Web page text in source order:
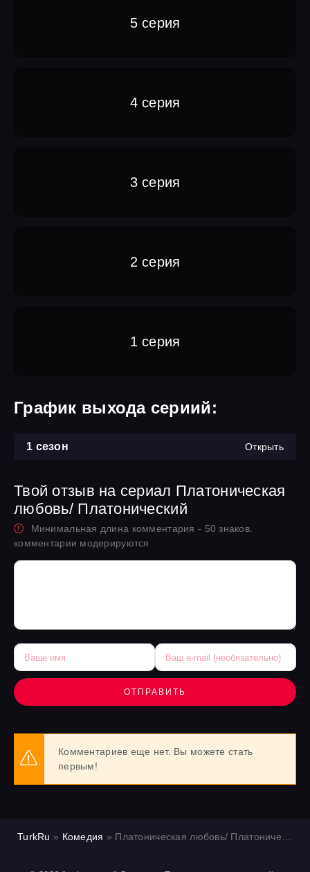
5 серия
4 серия
3 серия
2 серия
1 серия
График выхода сериий:
1 сезон Открыть
Твой отзыв на сериал Платоническая
любовь/ Платонический
Минимальная длина комментария - 50 знаков.
комментарии модерируются
ОТПРАВИТЬ
Комментариев еще нет. Вы можете стать
первым!
TurkRu » Комедия » Платоническая любовь/ Платонический